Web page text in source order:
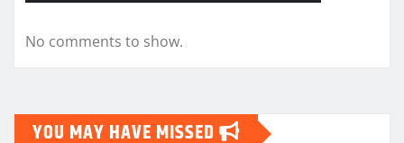
No comments to show.
YOU MAY HAVE MISSED